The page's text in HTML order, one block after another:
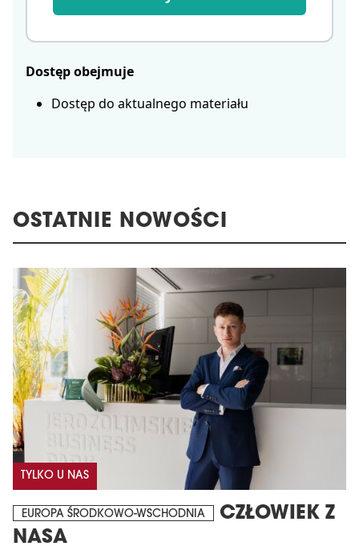
Dostęp obejmuje
Dostęp do aktualnego materiału
OSTATNIE NOWOŚCI
TYLKO U NAS
EUROPA ŚRODKOWO-WSCHODNIA
CZŁOWIEK Z
NASA